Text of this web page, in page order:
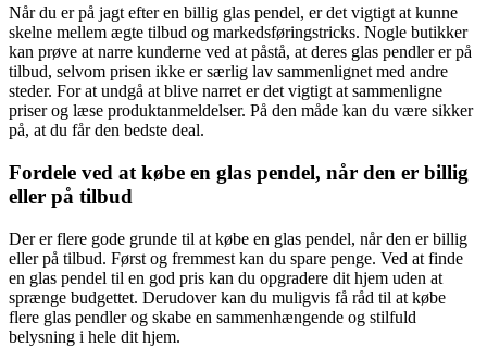
Når du er på jagt efter en billig glas pendel, er det vigtigt at kunne
skelne mellem ægte tilbud og markedsføringstricks. Nogle butikker
kan prøve at narre kunderne ved at påstå, at deres glas pendler er på
tilbud, selvom prisen ikke er særlig lav sammenlignet med andre
steder. For at undgå at blive narret er det vigtigt at sammenligne
priser og læse produktanmeldelser. På den måde kan du være sikker
på, at du får den bedste deal.
Fordele ved at købe en glas pendel, når den er billig
eller på tilbud
Der er flere gode grunde til at købe en glas pendel, når den er billig
eller på tilbud. Først og fremmest kan du spare penge. Ved at finde
en glas pendel til en god pris kan du opgradere dit hjem uden at
sprænge budgettet. Derudover kan du muligvis få råd til at købe
flere glas pendler og skabe en sammenhængende og stilfuld
belysning i hele dit hjem.